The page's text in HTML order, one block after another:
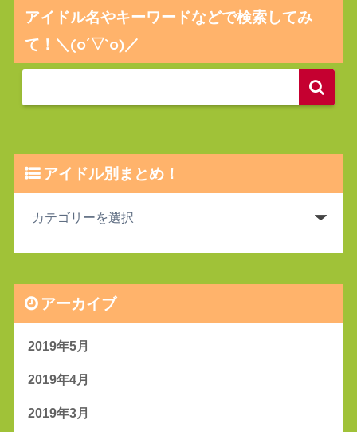
アイドル名やキーワードなどで検索してみ
て！＼(o´▽`o)／
アイドル別まとめ！
アーカイブ
2019年5月
2019年4月
2019年3月